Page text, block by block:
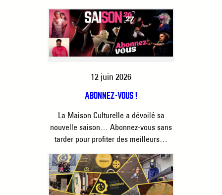
12 juin 2026
ABONNEZ-VOUS !
La Maison Culturelle a dévoilé sa
nouvelle saison… Abonnez-vous sans
tarder pour profiter des meilleurs…